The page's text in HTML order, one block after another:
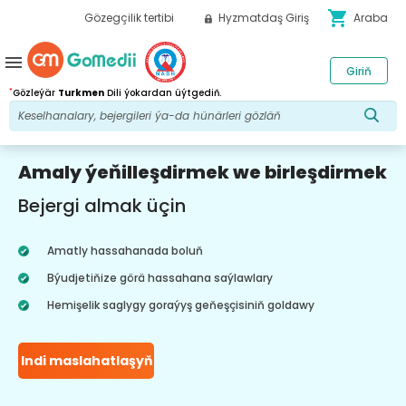
Gözegçilik tertibi Hyzmatdaş Giriş shopping_cart Araba
*Gözleýär Turkmen Dili ýokardan üýtgediň.
Giriň
menu
Amaly ýeňilleşdirmek we birleşdirmek
Bejergi almak üçin
Amatly hassahanada boluň
Býudjetiňize görä hassahana saýlawlary
Hemişelik saglygy goraýyş geňeşçisiniň goldawy
Indi maslahatlaşyň